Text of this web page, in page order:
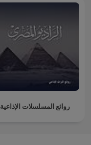
روائع المسلسلات الإذاعية